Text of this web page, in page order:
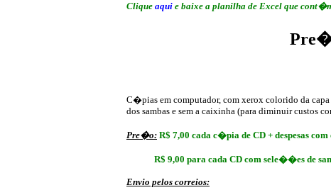
Clique aqui e baixe a planilha de Excel que
C�pias em computador, com xerox colorido da capa
dos sambas e sem a caixinha (para diminuir custos
Pre�o: R$ 7,00 cada c�pia de CD + despesas com
R$ 9,00 para cada CD com sele��es de
Envio pelos correios: